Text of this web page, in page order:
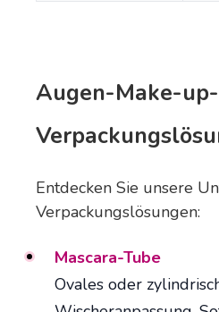
Augen-Make-up-
Entdecken Sie unsere
Verpackungslösungen:
Mascara-Tube
Ovales oder